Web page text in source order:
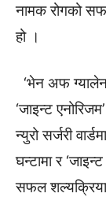
नामक रोगको
हो ।
‘भेन अफ
‘जाइन्ट
न्युरो सर्जरी
घन्टामा र
सफल शल्यक्रिया